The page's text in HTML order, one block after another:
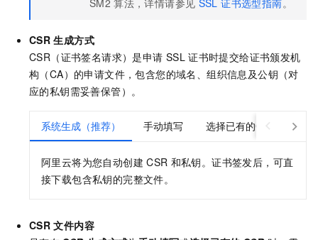
CSR 生成方式
CSR（证书签名请求）是申请 SSL 证书时提交给证书颁发机
构（CA）的申请文件，包含您的域名、组织信息及公钥（对
应的私钥需妥善保管）。
系统生成（推荐） 手动填写 选择已有的CSR
阿里云将为您自动创建 CSR 和私钥。证书签发后，可直
接下载包含私钥的完整文件。
CSR 文件内容